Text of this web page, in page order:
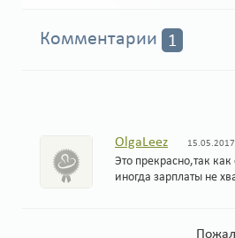
Комментарии 1
OlgaLeez
Это прекрасно,так
иногда зарплаты не